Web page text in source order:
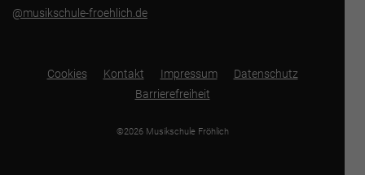
@musikschule-froehlich.de
Cookies Kontakt Impressum
Datenschutz
Barrierefreiheit
©2026 Musikschule Fröhlich